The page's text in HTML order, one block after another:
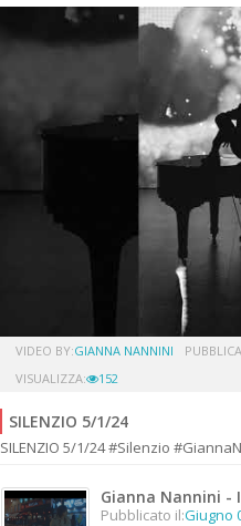
VIDEO BY:GIANNA NANNINI
VISUALIZZA:
152
SILENZIO 5/1/24
SILENZIO 5/1/24 #Silenzio
Gianna Nannini -
Pubblicato il:Giugno